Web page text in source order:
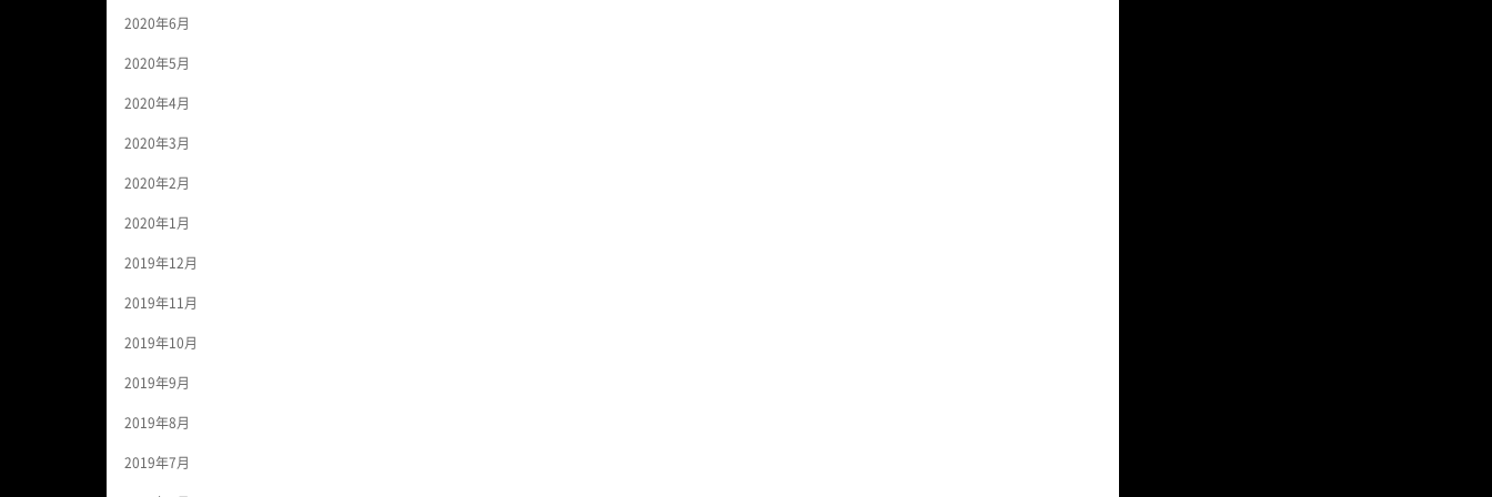
2020年6月
2020年5月
2020年4月
2020年3月
2020年2月
2020年1月
2019年12月
2019年11月
2019年10月
2019年9月
2019年8月
2019年7月